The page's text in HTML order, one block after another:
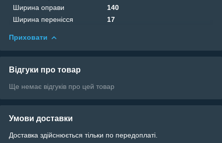
Ширина оправи
140
Ширина перенісся
17
Приховати
Відгуки про товар
Ще немає відгуків про цей товар
Умови доставки
Доставка здійснюється тільки по передоплаті.